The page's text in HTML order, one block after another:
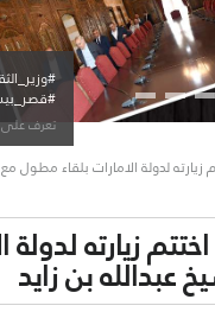
تعرف على
زيارته لدولة الامارات بلقاء مطول
زيارته لدولة
بن زايد